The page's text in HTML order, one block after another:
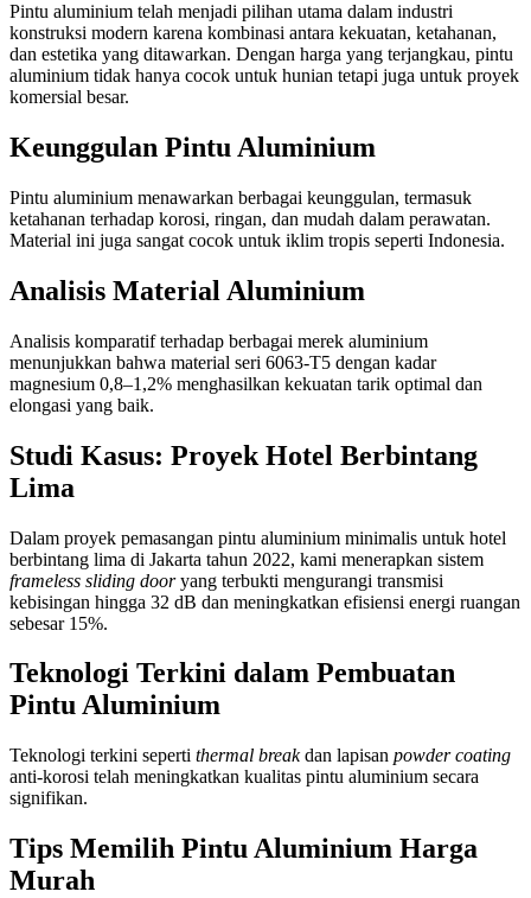
Pintu aluminium telah menjadi pilihan utama dalam industri
konstruksi modern karena kombinasi antara kekuatan, ketahanan,
dan estetika yang ditawarkan. Dengan harga yang terjangkau, pintu
aluminium tidak hanya cocok untuk hunian tetapi juga untuk proyek
komersial besar.
Keunggulan Pintu Aluminium
Pintu aluminium menawarkan berbagai keunggulan, termasuk
ketahanan terhadap korosi, ringan, dan mudah dalam perawatan.
Material ini juga sangat cocok untuk iklim tropis seperti Indonesia.
Analisis Material Aluminium
Analisis komparatif terhadap berbagai merek aluminium
menunjukkan bahwa material seri 6063-T5 dengan kadar
magnesium 0,8–1,2% menghasilkan kekuatan tarik optimal dan
elongasi yang baik.
Studi Kasus: Proyek Hotel Berbintang
Lima
Dalam proyek pemasangan pintu aluminium minimalis untuk hotel
berbintang lima di Jakarta tahun 2022, kami menerapkan sistem
frameless sliding dooryang terbukti mengurangi transmisi
kebisingan hingga 32 dB dan meningkatkan efisiensi energi ruangan
sebesar 15%.
Teknologi Terkini dalam Pembuatan
Pintu Aluminium
Teknologi terkini seperti thermal breakdan lapisan powder coating
anti-korosi telah meningkatkan kualitas pintu aluminium secara
signifikan.
Tips Memilih Pintu Aluminium Harga
Murah